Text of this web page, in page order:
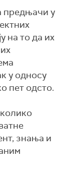
предњачи у
на то да их
у односу
пет одсто.
знања и